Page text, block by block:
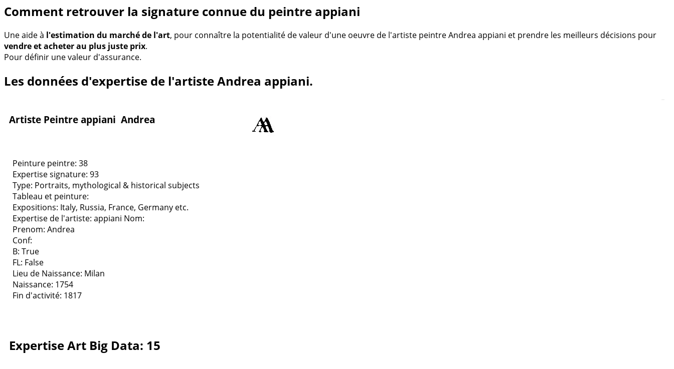
Comment retrouver la signature connue du peintre appiani
Une aide à l'estimation du marché de l'art, pour connaître la potentialité de valeur d'une oeuvre de l'artiste peintre Andrea appiani et prendre les meilleurs décisions pour
vendre et acheter au plus juste prix.
Pour définir une valeur d'assurance.
Les données d'expertise de l'artiste Andrea appiani.
Artiste Peintre appiani Andrea
Peinture peintre: 38
Expertise signature: 93
Type: Portraits, mythological & historical subjects
Tableau et peinture:
Expositions: Italy, Russia, France, Germany etc.
Expertise de l'artiste: appiani Nom:
Prenom: Andrea
Conf:
B: True
FL: False
Lieu de Naissance: Milan
Naissance: 1754
Fin d'activité: 1817
Expertise Art Big Data: 15